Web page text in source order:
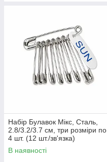
Набір Булавок Мікс, Сталь,
2.8/3.2/3.7 см, три розміри по
4 шт. (12 шт./зв'язка)
В наявності